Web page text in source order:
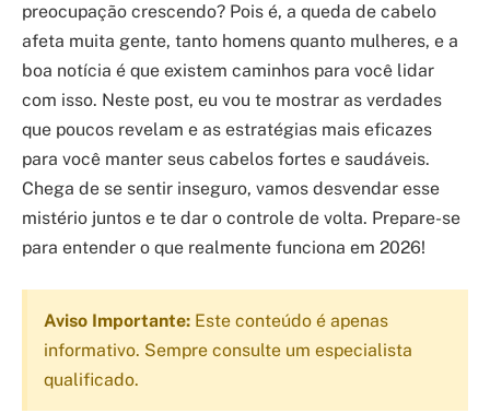
preocupação crescendo? Pois é, a queda de cabelo
afeta muita gente, tanto homens quanto mulheres, e a
boa notícia é que existem caminhos para você lidar
com isso. Neste post, eu vou te mostrar as verdades
que poucos revelam e as estratégias mais eficazes
para você manter seus cabelos fortes e saudáveis.
Chega de se sentir inseguro, vamos desvendar esse
mistério juntos e te dar o controle de volta. Prepare-se
para entender o que realmente funciona em 2026!
Aviso Importante: Este conteúdo é apenas
informativo. Sempre consulte um especialista
qualificado.